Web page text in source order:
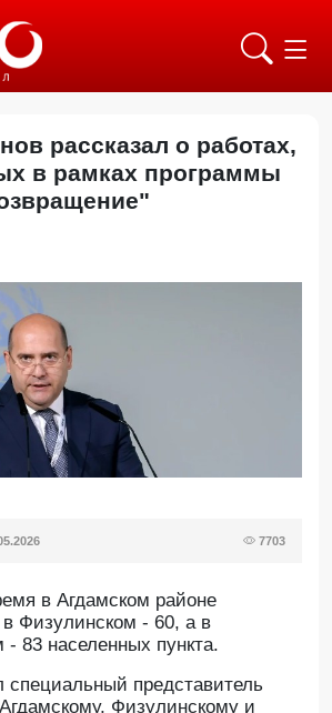
рассказал о работах,
в рамках программы
7703
в Агдамском районе
Физулинском - 60, а в
83 населенных пункта.
специальный представитель
Физулинскому и